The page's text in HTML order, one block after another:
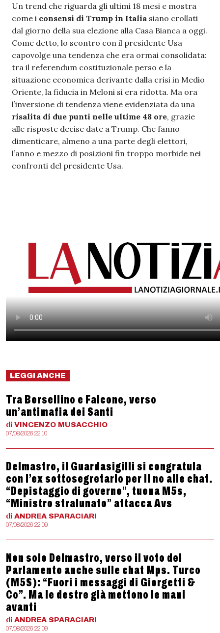
Un trend che riguarda gli ultimi 18 mesi e mostra
come i consensi di Trump in Italia siano crollati
dal giorno della sua elezione alla Casa Bianca a oggi.
Come detto, lo scontro con il presidente Usa
capovolge una tendenza che era ormai consolidata:
tra il referendum costituzionale perso e la
situazione economica derivante dalla crisi in Medio
Oriente, la fiducia in Meloni si era ridotta. Ma ora
l’inversione di tendenza viene evidenziata da una
risalita di due punti nelle ultime 48 ore, grazie
alle risposte decise date a Trump. Che fanno
dimenticare, almeno a una parte degli elettori,
l’anno e mezzo di posizioni fin troppo morbide nei
confronti del presidente Usa.
LEGGI ANCHE
Tra Borsellino e Falcone, verso
un’antimafia dei Santi
di VINCENZO MUSACCHIO
07/08/2026 22:10
Delmastro, il Guardasigilli si congratula
con l’ex sottosegretario per il no alle chat.
“Depistaggio di governo”, tuona M5s,
“Ministro stralunato” attacca Avs
di ANDREA SPARACIARI
07/08/2026 22:09
Non solo Delmastro, verso il voto del
Parlamento anche sulle chat Mps. Turco
(M5S): “Fuori i messaggi di Giorgetti &
Co”. Ma le destre già mettono le mani
avanti
di ANDREA SPARACIARI
07/08/2026 22:09